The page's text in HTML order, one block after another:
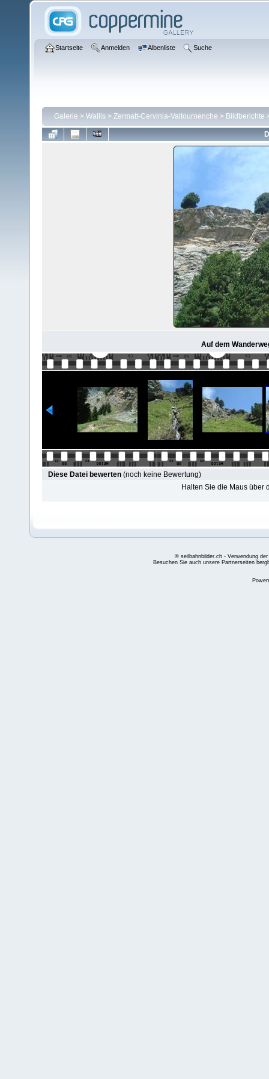
Startseite Anmelden Albenliste Suche
Galerie > Wallis > Zermatt-Cervinia-Valtournenche > Bildberichte
Auf dem
Diese Datei bewerten (noch keine Bewertung)
Halten Sie die Maus über
© seilbahnbilder.ch - Verwendung
Besuchen Sie auch unsere Partnerseiten